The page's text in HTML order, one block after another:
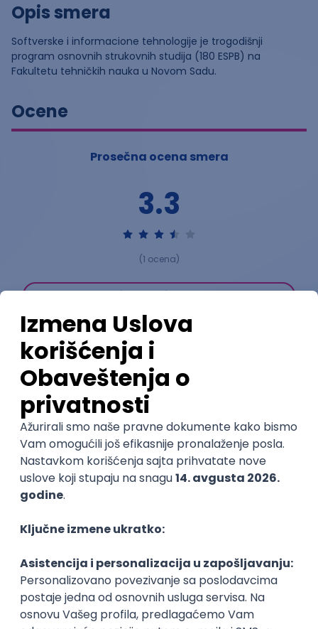
Opis smera
Softverske i informacione tehnologije je trogodišnji
program osnovnih strukovnih studija (180 ESPB) na
Fakultetu tehničkih nauka u Novom Sadu.
Ocene
Prosečna ocena smera
3.3
(1 ocena)
Ostavi ocenu
Nastavni kadar
Stečeno znanje
Karijerne mogućnosti
Sve ocene Kako funkcioniše ocenjivanje?